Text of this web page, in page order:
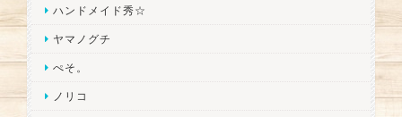
ハンドメイド秀☆
ヤマノグチ
ぺそ。
ノリコ